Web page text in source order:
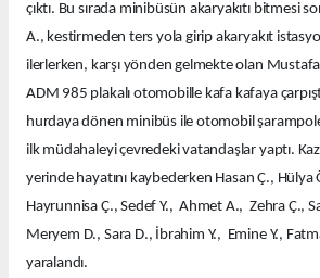
çıktı. Bu sırada minibüsün akaryakıtı bitmesi
A., kestirmeden ters yola girip akaryakıt
ilerlerken, karşı yönden gelmekte olan Mustafa
ADM 985 plakalı otomobille kafa kafaya
hurdaya dönen minibüs ile otomobil şarampole
ilk müdahaleyi çevredeki vatandaşlar yaptı.
yerinde hayatını kaybederken Hasan Ç., Hülya
Hayrunnisa Ç., Sedef Y., Ahmet A., Zehra Ç.,
Meryem D., Sara D., İbrahim Y., Emine Y.,
yaralandı.